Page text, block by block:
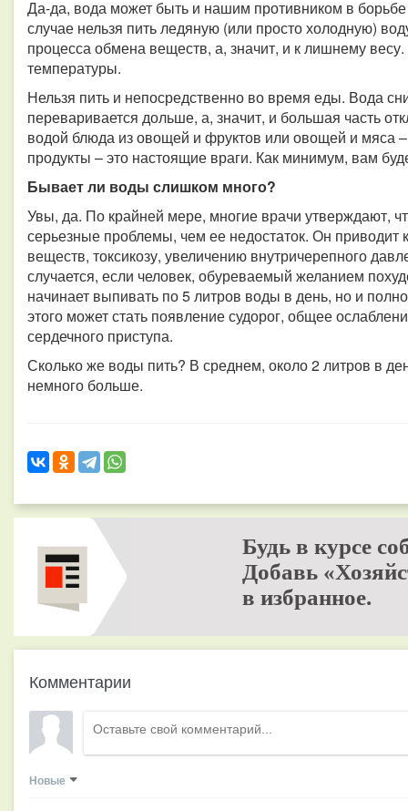
Да-да, вода может быть и нашим противником в
случае нельзя пить ледяную (или просто холодную)
процесса обмена веществ, а, значит, и к лишнему
температуры.
Нельзя пить и непосредственно во время еды. Вода
переваривается дольше, а, значит, и большая часть
водой блюда из овощей и фруктов или овощей и мяса
продукты – это настоящие враги. Как минимум, вам
Бывает ли воды слишком много?
Увы, да. По крайней мере, многие врачи утверждают,
серьезные проблемы, чем ее недостаток. Он
веществ, токсикозу, увеличению внутричерепного
случается, если человек, обуреваемый желанием
начинает выпивать по 5 литров воды в день, но и
этого может стать появление судорог, общее
сердечного приступа.
Сколько же воды пить? В среднем, около 2 литров в
немного больше.
Будь в курсе
Добавь
в избранное.
Комментарии
Новые